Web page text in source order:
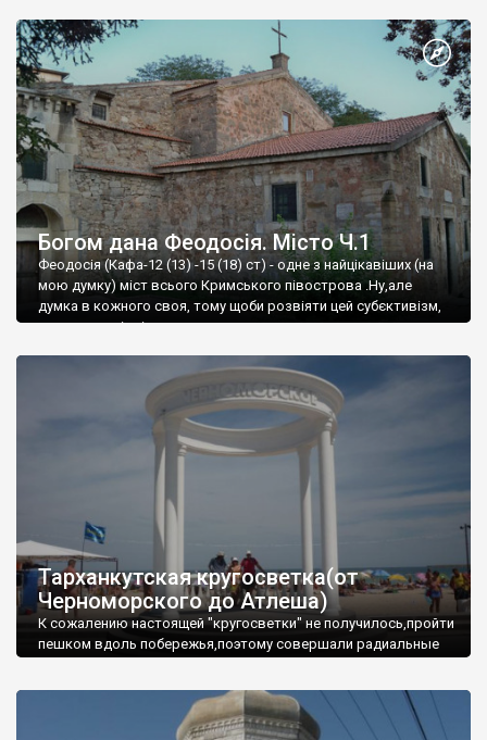
Богом дана Феодосія. Місто Ч.1
Феодосія (Кафа-12 (13) -15 (18) ст) - одне з найцікавіших (на
мою думку) міст всього Кримського півострова .Ну,але
думка в кожного своя, тому щоби розвіяти цей субєктивізм,
запрошую відвідати це
Тарханкутская кругосветка(от
Черноморского до Атлеша)
К сожалению настоящей "кругосветки" не получилось,пройти
пешком вдоль побережья,поэтому совершали радиальные